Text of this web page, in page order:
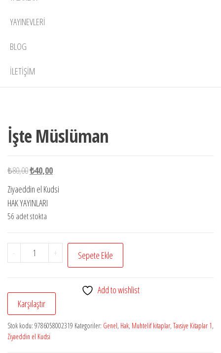
YAYINEVLERI
BLOG
İLETIŞIM
İşte Müslüman
₺80,00Orijinal
fiyat:
₺80,00.
₺40,00Şu
andaki
Ziyaeddin el Kudsi
HAK YAYINLARI
56 adet stokta
-
Müslüman
+ Sepete Ekle
Add to wishlist
Karşılaştır
Stok kodu: 9786058002319 Kategoriler: Genel, Hak, Muhtelif kitaplar, Tavsiye Kitaplar 1,
Ziyaeddin el Kudsi